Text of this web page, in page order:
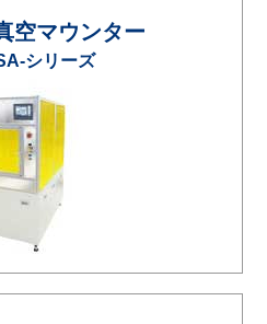
空マウンター
シリーズ